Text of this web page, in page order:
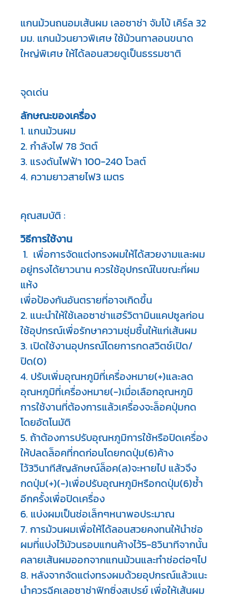
แกนม้วนถนอมเส้นผม เลอซาช่า จัมโบ้ เคิร์ล 32
มม. แกนม้วนยาวพิเศษ ใช้ม้วนทาลอนขนาด
ใหญ่พิเศษ ให้ได้ลอนสวยดูเป็นธรรมชาติ
จุดเด่น
ลักษณะของเครื่อง
1. แกนม้วนผม
2. กำลังไฟ 78 วัตต์
3. แรงดันไฟฟ้า 100-240 โวลต์
4. ความยาวสายไฟ3 เมตร
คุณสมบัติ :
วิธีการใช้งาน
อยู่ทรงได้ยาวนาน ควรใช้อุปกรณ์ในขณะที่ผม
แห้ง
เพื่อป้องกันอันตรายที่อาจเกิดขึ้น
2. แนะนำให้ใช้เลอซาช่าแฮร์วิตามินแคปซูลก่อน
ใช้อุปกรณ์เพื่อรักษาความชุ่มชื้นให้แก่เส้นผม
3. เปิดใช้งานอุปกรณ์โดยการกดสวิตช์เปิด/
ปิด(0)
4. ปรับเพิ่มอุณหภูมิที่เครื่องหมาย(+)และลด
อุณหภูมิที่เครื่องหมาย(-)เมื่อเลือกอุณหภูมิ
การใช้งานที่ต้องการแล้วเครื่องจะล็อคปุ่มกด
โดยอัตโนมัติ
5. ถ้าต้องการปรับอุณหภูมิการใช้หรือปิดเครื่อง
ให้ปลดล็อคที่กดก่อนโดยกดปุ่ม(6)ค้าง
ไว้3วินาทีสัญลักษณ์ล็อค(ล)จะหายไป แล้วจึง
กดปุ่ม(+)(-)เพื่อปรับอุณหภูมิหรือกดปุ่ม(6)ซ้ำ
อีกครั้งเพื่อปิดเครื่อง
6. แบ่งผมเป็นช่อเล็กๆหนาพอประมาณ
7. การม้วนผมเพื่อให้ได้ลอนสวยคงทนให้นำช่อ
ผมที่แบ่งไว้มัวนรอบแกนค้างไว้5-8วินาทีจากนั้น
คลายเส้นผมออกจากแกนม้วนและทำช่อต่อๆไป
8. หลังจากจัดแต่งทรงผมด้วยอุปกรณ์แล้วแนะ
นำควรฉีคเลอซาช่าฟิกซิ่งสเปรย์ เพื่อให้เส้นผม